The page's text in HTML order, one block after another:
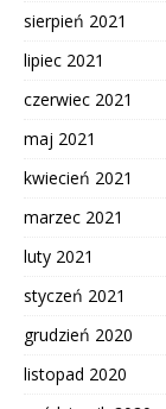
sierpień 2021
lipiec 2021
czerwiec 2021
maj 2021
kwiecień 2021
marzec 2021
luty 2021
styczeń 2021
grudzień 2020
listopad 2020